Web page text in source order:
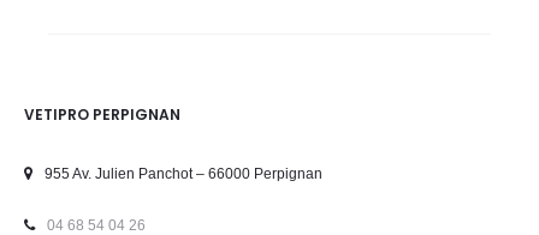
VETIPRO PERPIGNAN
955 Av. Julien Panchot – 66000 Perpignan
04 68 54 04 26